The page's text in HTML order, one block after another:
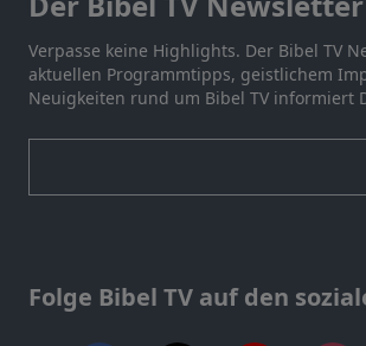
Verpasse keine Highlights. Der Bibel TV
aktuellen Programmtipps, geistlichem
Neuigkeiten rund um Bibel TV informiert
Folge Bibel TV auf den